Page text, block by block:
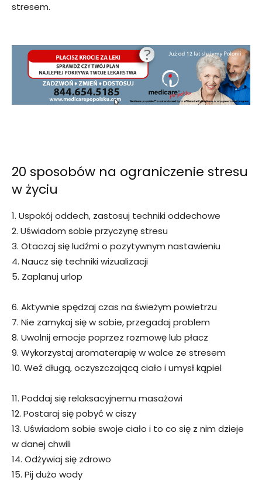
stresem.
20 sposobów na ograniczenie stresu
w życiu
1. Uspokój oddech, zastosuj techniki oddechowe
2. Uświadom sobie przyczynę stresu
3. Otaczaj się ludźmi o pozytywnym nastawieniu
4. Naucz się techniki wizualizacji
5. Zaplanuj urlop
6. Aktywnie spędzaj czas na świeżym powietrzu
7. Nie zamykaj się w sobie, przegadaj problem
8. Uwolnij emocje poprzez rozmowę lub płacz
9. Wykorzystaj aromaterapię w walce ze stresem
10. Weź długą, oczyszczającą ciało i umysł kąpiel
11. Poddaj się relaksacyjnemu masażowi
12. Postaraj się pobyć w ciszy
13. Uświadom sobie swoje ciało i to co się z nim dzieje
w danej chwili
14. Odżywiaj się zdrowo
15. Pij dużo wody